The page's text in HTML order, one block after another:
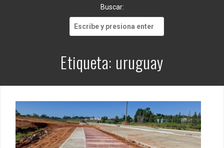
Buscar:
Etiqueta: uruguay